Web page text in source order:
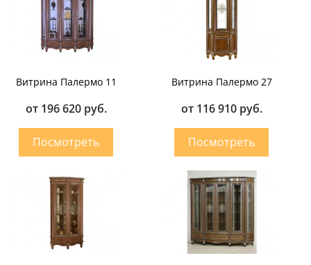
Витрина Палермо 11
от 196 620 руб.
Витрина Палермо 27
от 116 910 руб.